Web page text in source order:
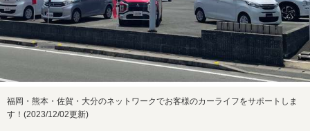
福岡・熊本・佐賀・大分のネットワークでお客様のカーライフをサポートしま
す！(2023/12/02更新)